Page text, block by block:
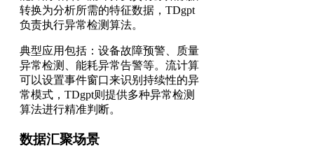
转换为分析所需的特征数据，TDgpt
负责执行异常检测算法。
典型应用包括：设备故障预警、质量
异常检测、能耗异常告警等。流计算
可以设置事件窗口来识别持续性的异
常模式，TDgpt则提供多种异常检测
算法进行精准判断。
数据汇聚场景